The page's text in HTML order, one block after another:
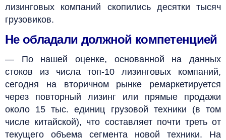
лизинговых компаний скопились десятки тысяч
грузовиков.
Не обладали должной компетенцией
— По нашей оценке, основанной на данных
стоков из числа топ-10 лизинговых компаний,
сегодня на вторичном рынке ремаркетируется
через повторный лизинг или прямые продажи
около 15 тыс. единиц грузовой техники (в том
числе китайской), что составляет почти треть от
текущего объема сегмента новой техники. На